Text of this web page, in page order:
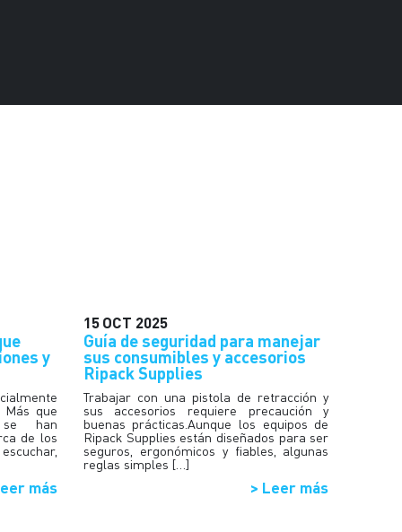
y
Más que
se han
de los
más
15OCT 2025
Guía de seguridad para manejar
sus consumibles y accesorios
Ripack Supplies
Trabajar con una pistola de retracción y
sus accesorios requiere precaución y
buenas prácticas.Aunque los equipos de
Ripack Supplies están diseñados para ser
seguros, ergonómicos y fiables, algunas
reglas simples […]
> Leer más